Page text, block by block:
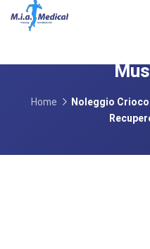
Noleggio
Home
Noleggio